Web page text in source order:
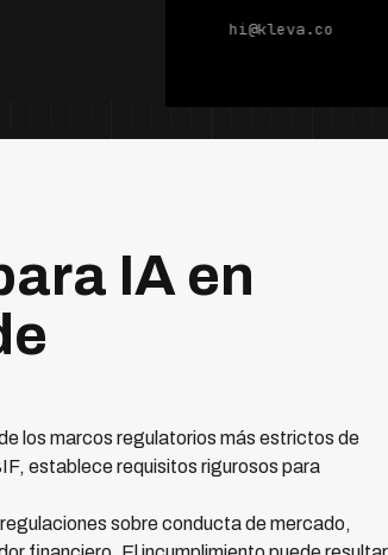
hi@kleva.co
IA en
los marcos regulatorios más estrictos de
establece requisitos rigurosos para
sobre conducta de mercado,